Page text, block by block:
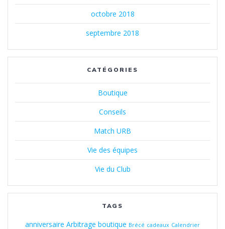
octobre 2018
septembre 2018
CATÉGORIES
Boutique
Conseils
Match URB
Vie des équipes
Vie du Club
TAGS
anniversaire Arbitrage boutique Brécé cadeaux Calendrier